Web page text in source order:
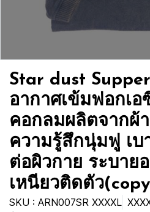
Star dust
อากาศเข้มฟอกเ
คอกลมผลิตจากผ้
ความรู้สึกนุ่มฟู เบ
ต่อผิวกาย ระบาย
เหนียวติดตัว
SKU : ARN007SR XXXXL